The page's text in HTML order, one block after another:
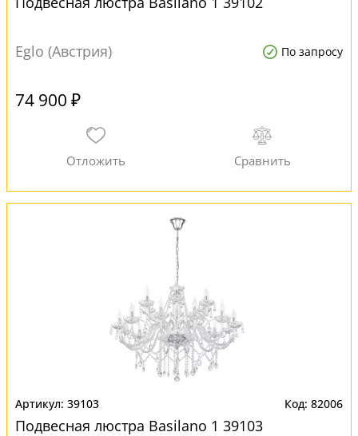
Eglo (Австрия) По запросу
74 900 ₽
39103 82006
Подвесная люстра Basilano 1 39103